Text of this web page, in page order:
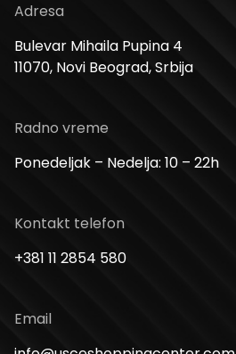
Adresa
Bulevar Mihaila Pupina 4
11070, Novi Beograd, Srbija
Radno vreme
Ponedeljak – Nedelja: 10 – 22h
Kontakt telefon
+381 11 2854 580
Email